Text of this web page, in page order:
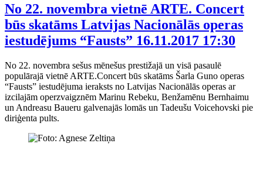
No 22. novembra vietnē ARTE. Concert
būs skatāms Latvijas Nacionālās operas
iestudējums “Fausts” 16.11.2017 17:30
No 22. novembra sešus mēnešus prestižajā un visā pasaulē
populārajā vietnē ARTE.Concert būs skatāms Šarla Guno operas
“Fausts” iestudējuma ieraksts no Latvijas Nacionālās operas ar
izcilajām operzvaigznēm Marinu Rebeku, Benžamēnu Bernhaimu
un Andreasu Baueru galvenajās lomās un Tadeušu Voicehovski pie
diriģenta pults.